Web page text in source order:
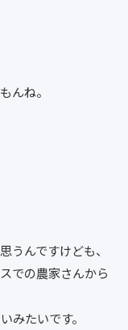
んね。
うんですけども、
での農家さんから
みたいです。